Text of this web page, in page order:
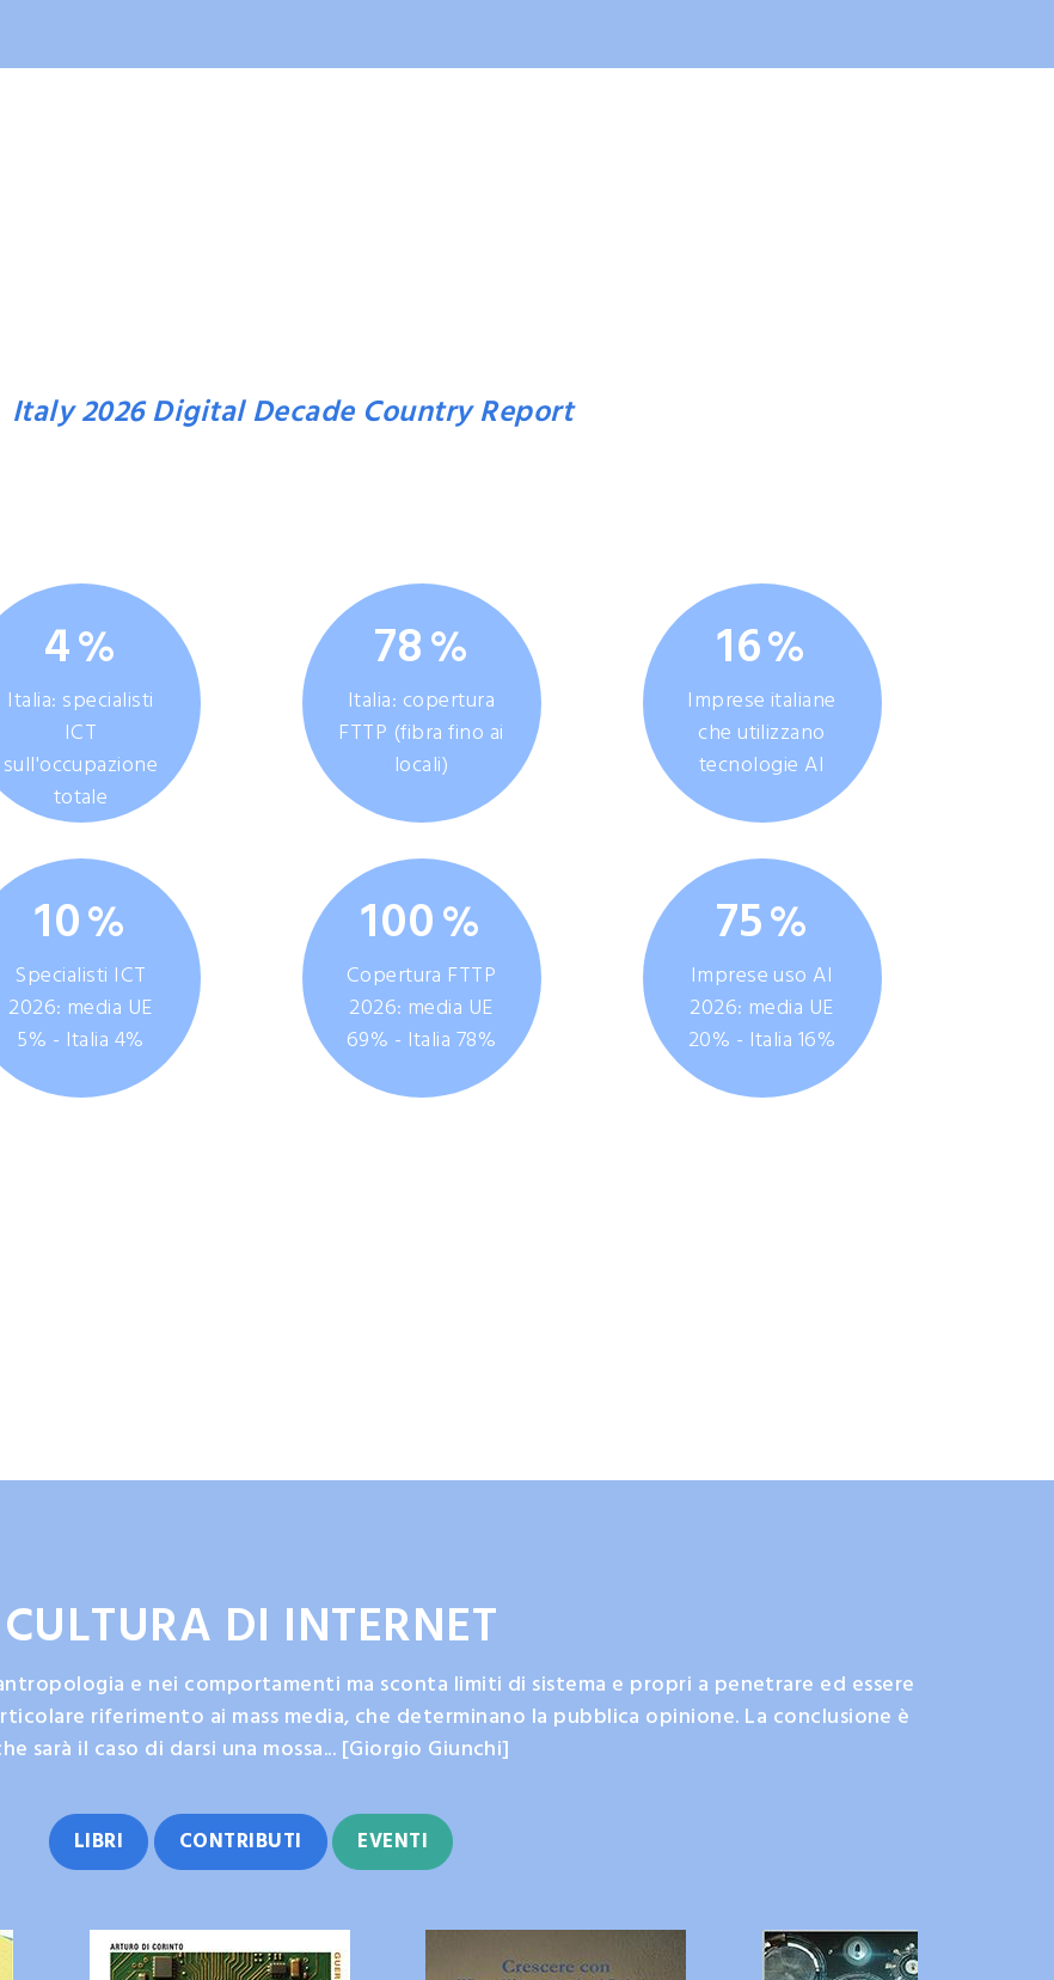
Italy 2026 Digital Decade Country Report.
4%
Italia: specialisti
ICT
sull'occupazione
totale
78%
Italia: copertura
FTTP (fibra fino ai
locali)
16%
Imprese italiane
che utilizzano
tecnologie AI
10%
Specialisti ICT
2026: media UE
5% - Italia 4%
100%
Copertura FTTP
2026: media UE
69% - Italia 78%
75%
Imprese uso AI
2026: media UE
20% - Italia 16%
CULTURA DI INTERNET
e nei comportamenti ma sconta limiti di sistema e propri a penetrare ed essere
riferimento ai mass media, che determinano la pubblica opinione. La conclusione è
sarà il caso di darsi una mossa... [Giorgio Giunchi]
LIBRI CONTRIBUTI EVENTI